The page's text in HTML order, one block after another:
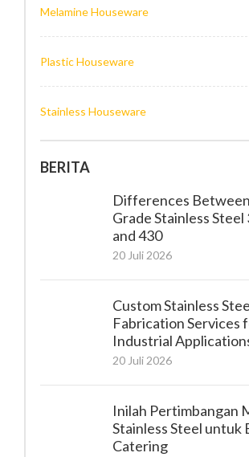
Melamine Houseware
Plastic Houseware
Stainless Houseware
BERITA
Differences
Grade Stainless Steel
and 430
20 Juli 2026
Custom Stainless
Fabrication Services
Industrial
20 Juli 2026
Inilah Pertimbangan
Stainless Steel untuk
Catering